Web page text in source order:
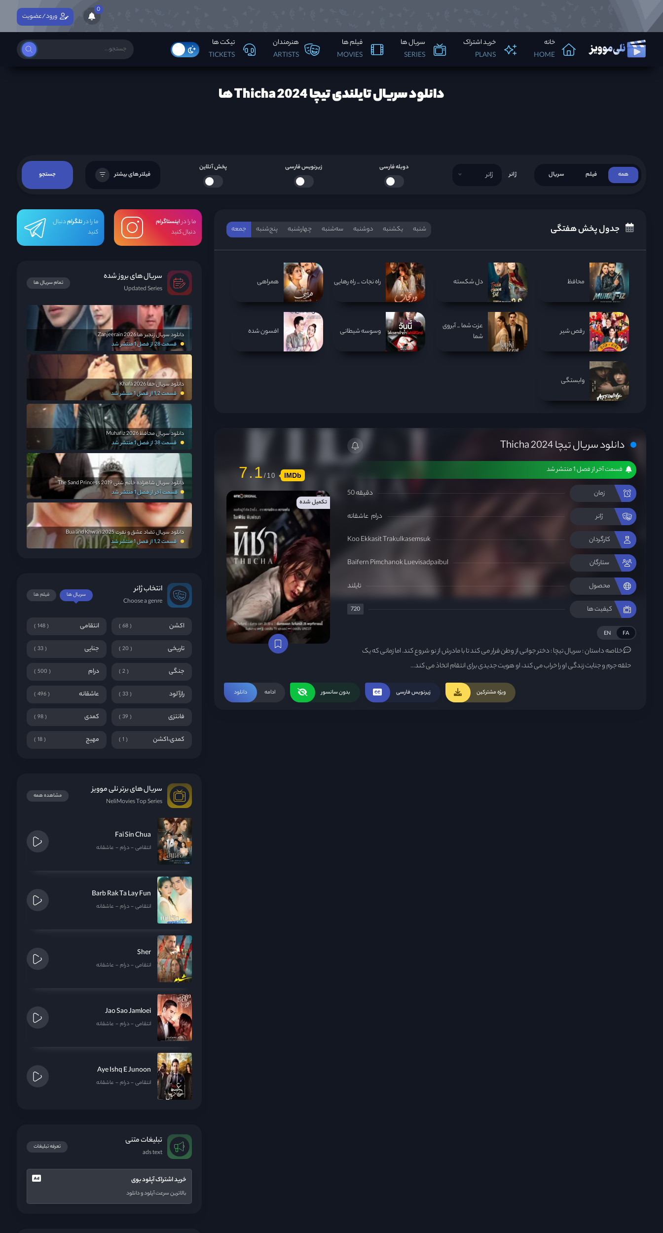
0
خانه
HOME
خرید اشتراک
PLANS
سریال ها
SERIES
فیلم ها
MOVIES
هنرمندان
ARTISTS
تیکت ها
TICKETS
ورود/عضویت
دانلود سریال تایلندی تیچا Thicha 2024 ها
همه فیلم سریال ژانر ژانر
دوبله فارسی زیرنویس فارسی پخش آنلاین
فیلتر های بیشتر جستجو
جدول پخش هفتگی شنبه یکشنبه دوشنبه سه‌‌شنبه چهارشنبه پنج‌شنبه جمعه
محافظ دل شکسته راه نجات _ راه رهایی همراهی
رقص شیر
عزت شما _ آبروی
شما
وسوسه شیطانی افسون شده
وابستگی
دانلود سریال تیچا Thicha 2024
قسمت آخر از فصل 1 منتشر شد
زمان 50 دقیقه
ژانر درام عاشقانه
کارگردان Koo Ekkasit Trakulkasemsuk
ستارگان Baifern Pimchanok Luevisadpaibul
محصول تایلند
کیفیت ها 720
FA
EN
خلاصه داستان :سریال تیچا : دختر جوانی از وطن فرار می کند تا با مادرش از نو شروع کند. اما زمانی که یک
حلقه جرم و جنایت زندگی او را خراب می کند، او هویت جدیدی برای انتقام اتخاذ می کند...
ادامه دانلود ویژه مشترکین زیرنویس فارسی بدون سانسور
7.1 IMDb
تکمیل شده
ما را دراینستاگرام
دنبال کنید
ما را درتلگرامدنبال
کنید
سریال های بروز شده
Updated Series
تمام سریال ها
دانلود سریال زنجیر ها Zanjeerain 2026
قسمت 28 از فصل 1 منتشر شد
دانلود سریال خفا Khafa 2026
قسمت 1,2 از فصل 1 منتشر شد
دانلود سریال محافظ Muhafiz 2026
قسمت 38 از فصل 1 منتشر شد
دانلود سریال شاهزاده خانم شنی The Sand Princess 2019
قسمت آخر از فصل 1 منتشر شد
دانلود سریال تضاد عشق و نفرت Bua and Khwan 2025
قسمت 1,2 از فصل 1 منتشر شد
انتخاب ژانر
Choose a genre
فیلم ها سریال ها
اکشن 68 انتقامی 148
تاریخی 20 جنایی 33
جنگی 2 درام 500
رازآلود 33 عاشقانه 496
فانتزی 39 کمدی 98
کمدی،اکشن 1 مهیج 18
سریال های برتر نلی موویز
NeliMovies Top Series
مشاهده همه
Fai Sin Chua
انتقامی درام عاشقانه
Barb Rak Ta Lay Fun
انتقامی درام عاشقانه
Sher
انتقامی درام عاشقانه
Jao Sao Jamloei
انتقامی درام عاشقانه
Aye Ishq E Junoon
انتقامی درام عاشقانه
تبلیغات متنی
ads text
تعرفه تبلیغات
خرید اشتراک آپلود بوی
بالاترین سرعت آپلود و دانلود